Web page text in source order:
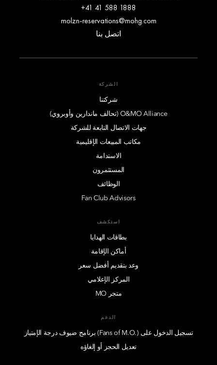
+41 41 588 1888
molzn-reservations@mohg.com
اتصل بنا
الشركة
شركتنا
O&MO Alliance (تحالف ماندارين وأوبروي)
جهات الاتصال التابعة للشركة
مكاتب المبيعات الإقليمية
الاستدامة
المستثمرون
الوظائف
Fan Club Advisors
استكشف
بطاقات الهدايا
أماكن الإقامة
وعد بتقديم أفضل سعر
المركز الإعلامي
متجر MO
الدعم
تسجيل الدخول على (.Fans of M.O) برنامج ضيوف درجة الإمتياز
تعديل الحجز أو إلغاؤه